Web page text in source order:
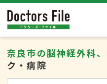
奈良市の脳神経外科
ク・病院